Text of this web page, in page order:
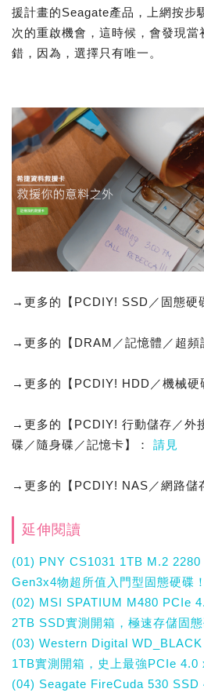
援計畫的Seagate產品，上網按步
次的重啟機會，這時候，會發現
錯，因為，選擇只有唯一。
→更多的【PCDIY! SSD／固態硬
→更多的【DRAM／記憶體／超頻
→更多的【PCDIY! HDD／機械硬
→更多的【PCDIY! 行動儲存／外
碟／隨身碟／記憶卡】： 請見
→更多的【PCDIY! NAS／網路儲
延伸閱讀
(01) PNY CS1031 1TB M.2
Gen3x4物超所值入門型固態硬碟！
(02) MSI SPATIUM M480 PCIe
2TB SSD實測開箱，極速存儲固
(03) Western Digital
1TB實測開箱，史上最強PCIe 4.0
(04) Seagate FireCuda 530 SSD